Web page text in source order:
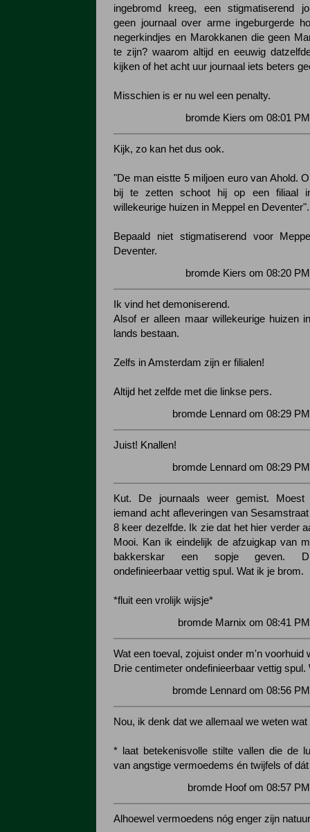
ingebromd kreeg, een stigmatiserend
geen journaal over arme ingeburgerde
negerkindjes en Marokkanen die geen
te zijn? waarom altijd en eeuwig
kijken of het acht uur journaal iets beters
Misschien is er nu wel een penalty.
bromde Kiers om 08:01
Kijk, zo kan het dus ook.
"De man eistte 5 miljoen euro van Ahold.
bij te zetten schoot hij op een filiaal
willekeurige huizen in Meppel en Deventer".
Bepaald niet stigmatiserend voor
Deventer.
bromde Kiers om 08:20
Ik vind het demoniserend.
Alsof er alleen maar willekeurige huizen
lands bestaan.
Zelfs in Amsterdam zijn er filialen!
Altijd het zelfde met die linkse pers.
bromde Lennard om 08:29
Juist! Knallen!
bromde Lennard om 08:29
Kut. De journaals weer gemist.
iemand acht afleveringen van
8 keer dezelfde. Ik zie dat het hier verder
Mooi. Kan ik eindelijk de afzuigkap van
bakkerskar een sopje geven.
ondefinieerbaar vettig spul. Wat ik je brom.
*fluit een vrolijk wijsje*
bromde Marnix om 08:41
Wat een toeval, zojuist onder m'n voorhuid
Drie centimeter ondefinieerbaar vettig spul.
bromde Lennard om 08:56
Nou, ik denk dat we allemaal we weten wat
* laat betekenisvolle stilte vallen die de
van angstige vermoedems én twijfels of
bromde Hoof om 08:57
Alhoewel vermoedens nóg enger zijn